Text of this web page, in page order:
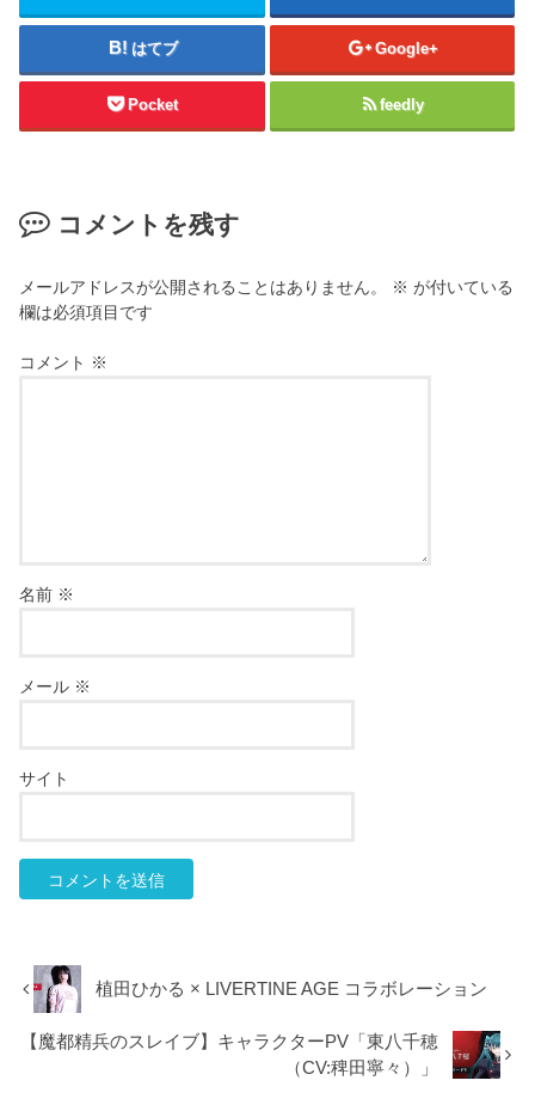
はてブ Google+
Pocket feedly
コメントを残す
メールアドレスが公開されることはありません。 ※ が付いている
欄は必須項目です
コメント ※
名前 ※
メール ※
サイト
植田ひかる × LIVERTINE AGE コラボレーション
【魔都精兵のスレイブ】キャラクターPV「東八千穂
（CV:稗田寧々）」